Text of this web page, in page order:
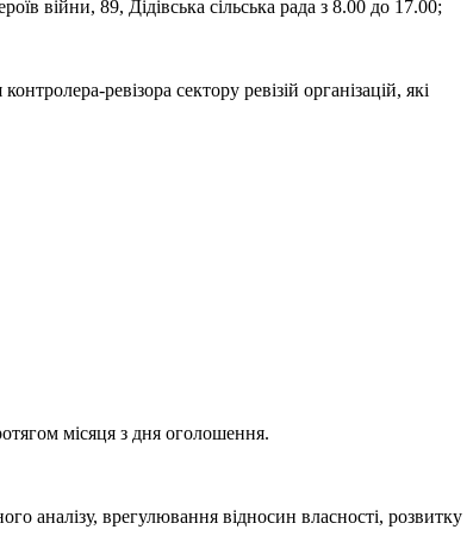
війни, 89, Дідівська сільська рада з 8.00 до 17.00;
ревізора сектору ревізій організацій, які
місяця з дня оголошення.
аналізу, врегулювання відносин власності, розвитку